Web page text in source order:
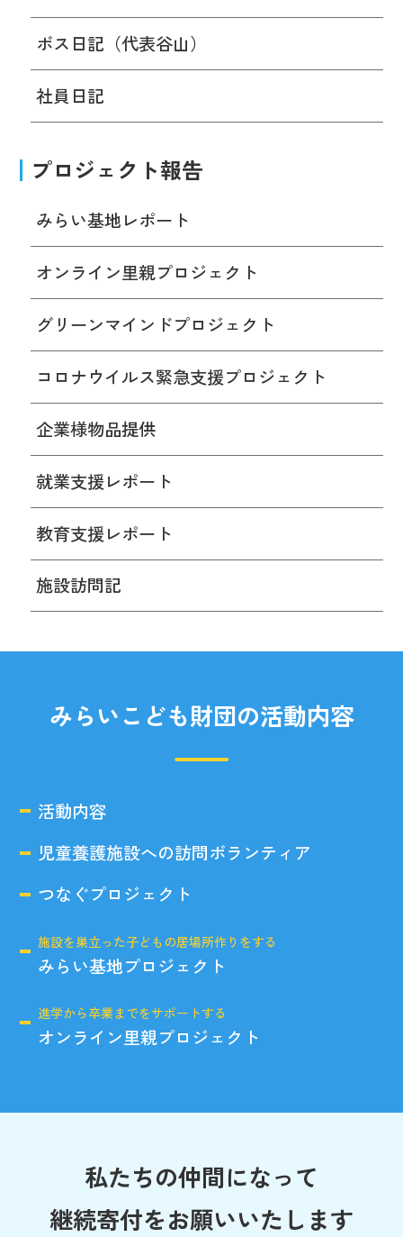
ボス日記（代表谷山）
社員日記
プロジェクト報告
みらい基地レポート
オンライン里親プロジェクト
グリーンマインドプロジェクト
コロナウイルス緊急支援プロジェクト
企業様物品提供
就業支援レポート
教育支援レポート
施設訪問記
みらいこども財団の活動内容
活動内容
児童養護施設への訪問ボランティア
つなぐプロジェクト
施設を巣立った子どもの居場所作りをする
みらい基地プロジェクト
進学から卒業までをサポートする
オンライン里親プロジェクト
私たちの仲間になって
継続寄付をお願いいたします